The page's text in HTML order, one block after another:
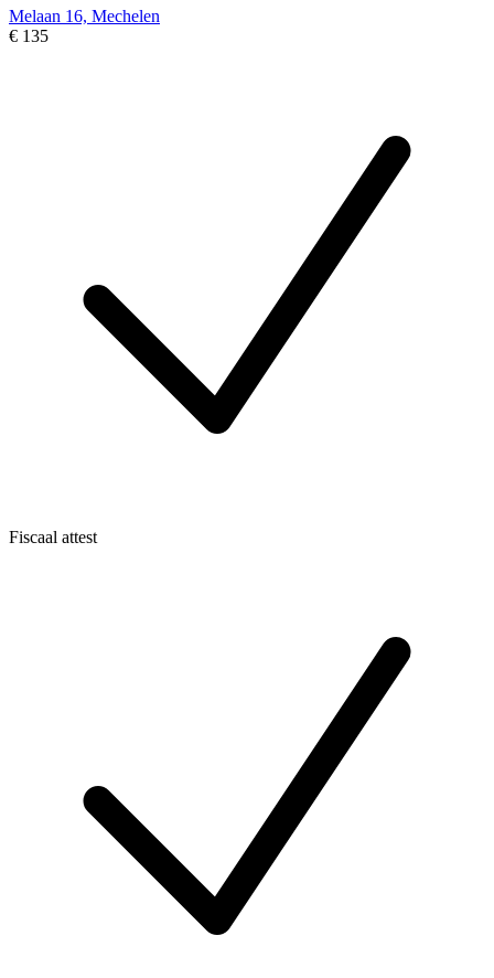
Melaan 16, Mechelen
€ 135
Fiscaal attest